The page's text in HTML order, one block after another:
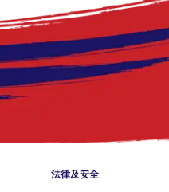
法律及安全